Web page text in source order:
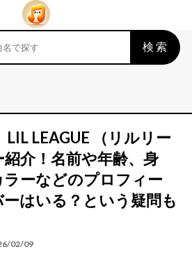
検索
LIL LEAGUE （リルリー
介！名前や年齢、身
ーなどのプロフィー
はいる？という疑問も
02/09